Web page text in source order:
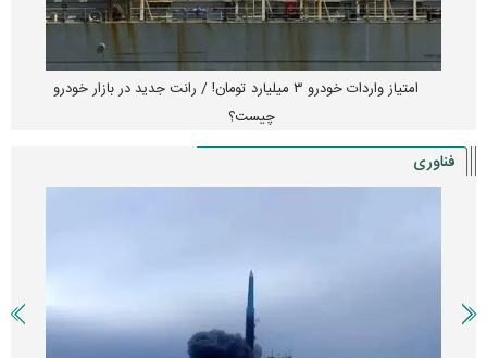
امتیاز واردات خودرو ۳ میلیارد تومان! / رانت جدید در بازار خودرو
چیست؟
فناوری